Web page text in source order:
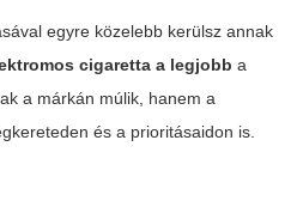
egyre közelebb kerülsz annak
cigaretta a legjobb a
a márkán múlik, hanem a
és a prioritásaidon is.